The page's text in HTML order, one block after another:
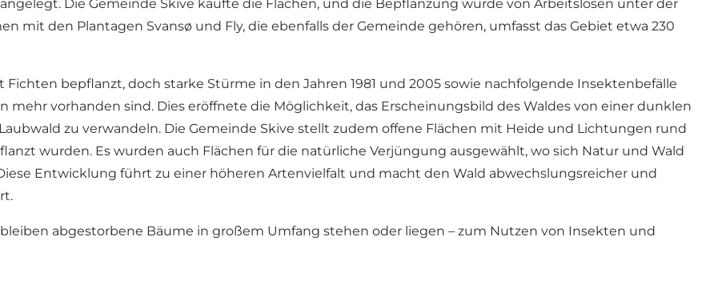
Die Gemeinde Skive kaufte die Flächen, und die Bepflanzung wurde von Arbeitslosen unter der
mit den Plantagen Svansø und Fly, die ebenfalls der Gemeinde gehören, umfasst das Gebiet etwa 230
bepflanzt, doch starke Stürme in den Jahren 1981 und 2005 sowie nachfolgende Insektenbefälle
vorhanden sind. Dies eröffnete die Möglichkeit, das Erscheinungsbild des Waldes von einer dunklen
zu verwandeln. Die Gemeinde Skive stellt zudem offene Flächen mit Heide und Lichtungen rund
wurden. Es wurden auch Flächen für die natürliche Verjüngung ausgewählt, wo sich Natur und Wald
Entwicklung führt zu einer höheren Artenvielfalt und macht den Wald abwechslungsreicher und
abgestorbene Bäume in großem Umfang stehen oder liegen – zum Nutzen von Insekten und